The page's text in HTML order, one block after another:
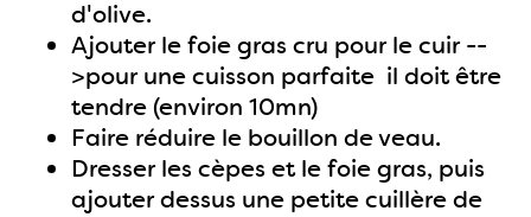
d'olive.
Ajouter le foie gras cru pour le cuir --
>pour une cuisson parfaite il doit être
tendre (environ 10mn)
Faire réduire le bouillon de veau.
Dresser les cèpes et le foie gras, puis
ajouter dessus une petite cuillère de